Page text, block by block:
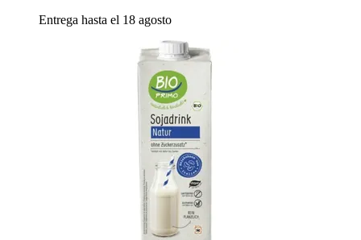
Entrega hasta el 18 agosto